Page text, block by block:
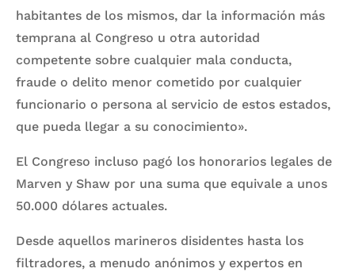
habitantes de los mismos, dar la información más
temprana al Congreso u otra autoridad
competente sobre cualquier mala conducta,
fraude o delito menor cometido por cualquier
funcionario o persona al servicio de estos estados,
que pueda llegar a su conocimiento».
El Congreso incluso pagó los honorarios legales de
Marven y Shaw por una suma que equivale a unos
50.000 dólares actuales.
Desde aquellos marineros disidentes hasta los
filtradores, a menudo anónimos y expertos en